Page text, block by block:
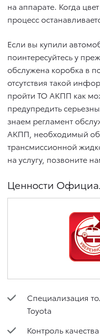
на аппарате. Когда
процесс
Если вы купили
поинтересуйтесь у
обслужена коробка в
отсутствия такой
пройти ТО АКПП как
предупредить
знаем регламент
АКПП, необходимый
трансмиссионной
на услугу, позвоните
Ценности
Специализация
Toyota
Контроль